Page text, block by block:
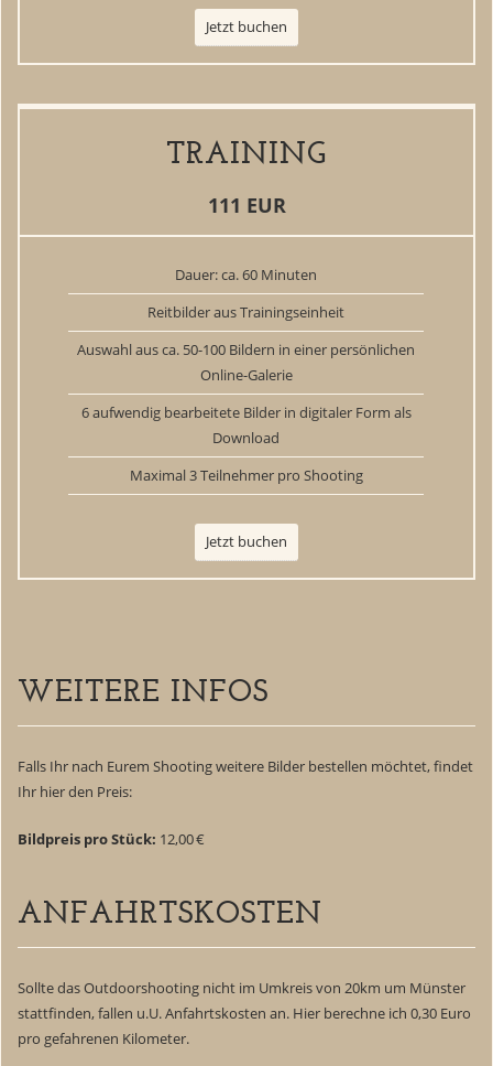
Jetzt buchen
TRAINING
111 EUR
Dauer: ca. 60 Minuten
Reitbilder aus Trainingseinheit
Auswahl aus ca. 50-100 Bildern in einer persönlichen
Online-Galerie
6 aufwendig bearbeitete Bilder in digitaler Form als
Download
Maximal 3 Teilnehmer pro Shooting
Jetzt buchen
WEITERE INFOS
Falls Ihr nach Eurem Shooting weitere Bilder bestellen möchtet, findet
Ihr hier den Preis:
Bildpreis pro Stück: 12,00 €
ANFAHRTSKOSTEN
Sollte das Outdoorshooting nicht im Umkreis von 20km um Münster
stattfinden, fallen u.U. Anfahrtskosten an. Hier berechne ich 0,30 Euro
pro gefahrenen Kilometer.